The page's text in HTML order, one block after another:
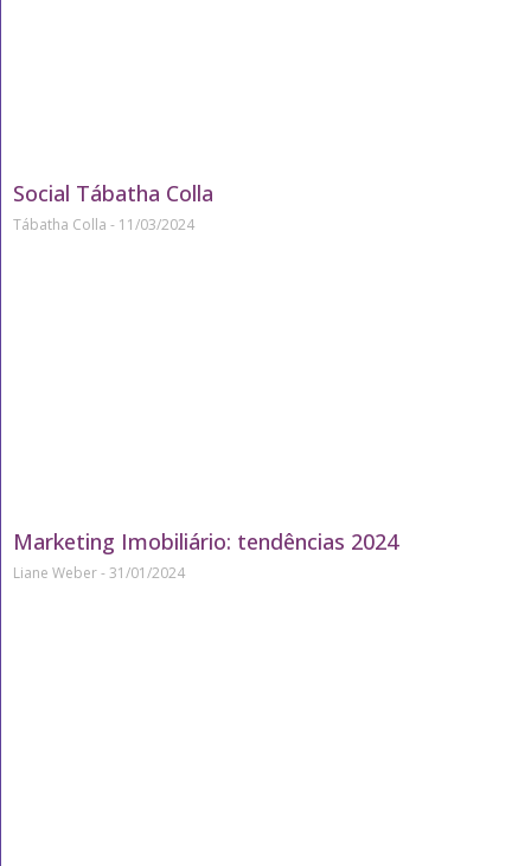
Social Tábatha Colla
Tábatha Colla 11/03/2024
Marketing Imobiliário: tendências 2024
Liane Weber 31/01/2024